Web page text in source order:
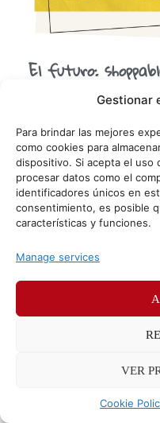
Gestionar
Para brindar las mejores
como cookies para
dispositivo. Si acepta el uso
procesar datos como el
identificadores únicos en
consentimiento, es posible
características y funciones.
Manage services
VER
Cookie
El futuro:
televisión
que los spots de
¿Sabes cuál es el último
© Sr.